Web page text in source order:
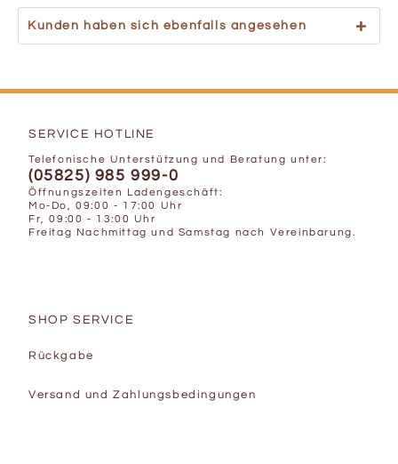
Kunden haben sich ebenfalls angesehen
SERVICE HOTLINE
Telefonische Unterstützung und Beratung unter:
(05825) 985 999-0
Öffnungszeiten Ladengeschäft:
Mo-Do, 09:00 - 17:00 Uhr
Fr, 09:00 - 13:00 Uhr
Freitag Nachmittag und Samstag nach Vereinbarung.
SHOP SERVICE
Rückgabe
Versand und Zahlungsbedingungen